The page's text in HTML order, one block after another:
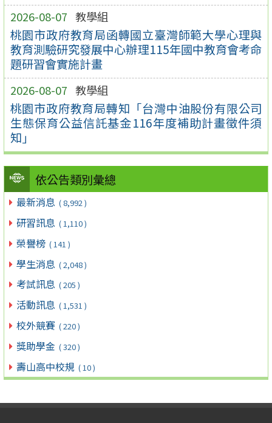
2026-08-07 教學組
桃園市政府教育局函轉國立臺灣師範大學心理與
教育測驗研究發展中心辦理115年國中教育會考命
題研習會實施計畫
2026-08-07 教學組
桃園市政府教育局轉知「台灣中油股份有限公司
生態保育公益信託基金116年度補助計畫徵件須
知」
依公告類別彙總
最新消息 ( 8,992 )
研習訊息 ( 1,110 )
榮譽榜 ( 141 )
學生消息 ( 2,048 )
考試訊息 ( 205 )
活動訊息 ( 1,531 )
校外競賽 ( 220 )
獎助學金 ( 320 )
壽山高中校規 ( 10 )